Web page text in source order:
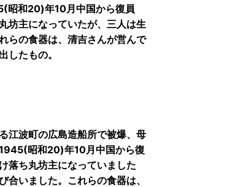
昭和20)年10月中国から復員
坊主になっていたが、三人は生
らの食器は、清吉さんが営んで
したもの。
江波町の広島造船所で被爆、母
昭和20)年10月中国から復
落ち丸坊主になっていました
いました。これらの食器は、